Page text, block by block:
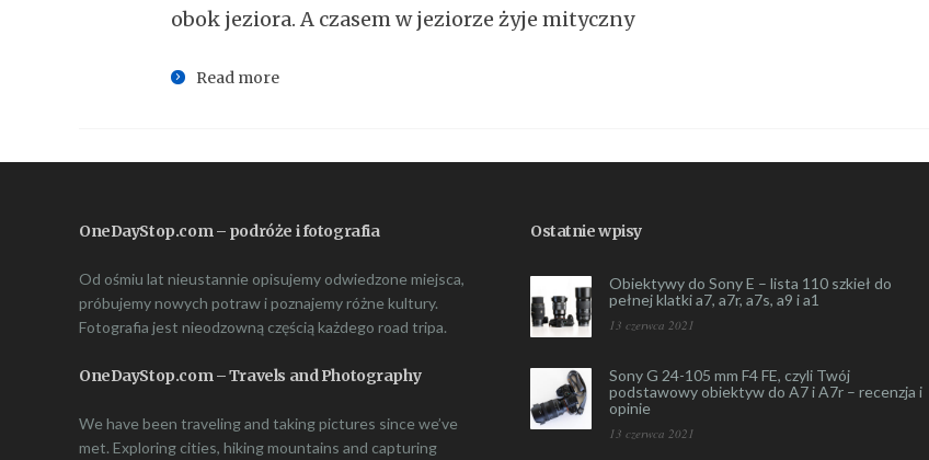
obok jeziora. A czasem w jeziorze żyje mityczny
Read more
OneDayStop.com – podróże i fotografia
Od ośmiu lat nieustannie opisujemy odwiedzone miejsca,
próbujemy nowych potraw i poznajemy różne kultury.
Fotografia jest nieodzowną częścią każdego road tripa.
OneDayStop.com – Travels and Photography
We have been traveling and taking pictures since we’ve
met. Exploring cities, hiking mountains and capturing
Ostatnie wpisy
Obiektywy do Sony E – lista 110 szkieł do
pełnej klatki a7, a7r, a7s, a9 i a1
13 czerwca 2021
Sony G 24-105 mm F4 FE, czyli Twój
podstawowy obiektyw do A7 i A7r – recenzja i
opinie
13 czerwca 2021